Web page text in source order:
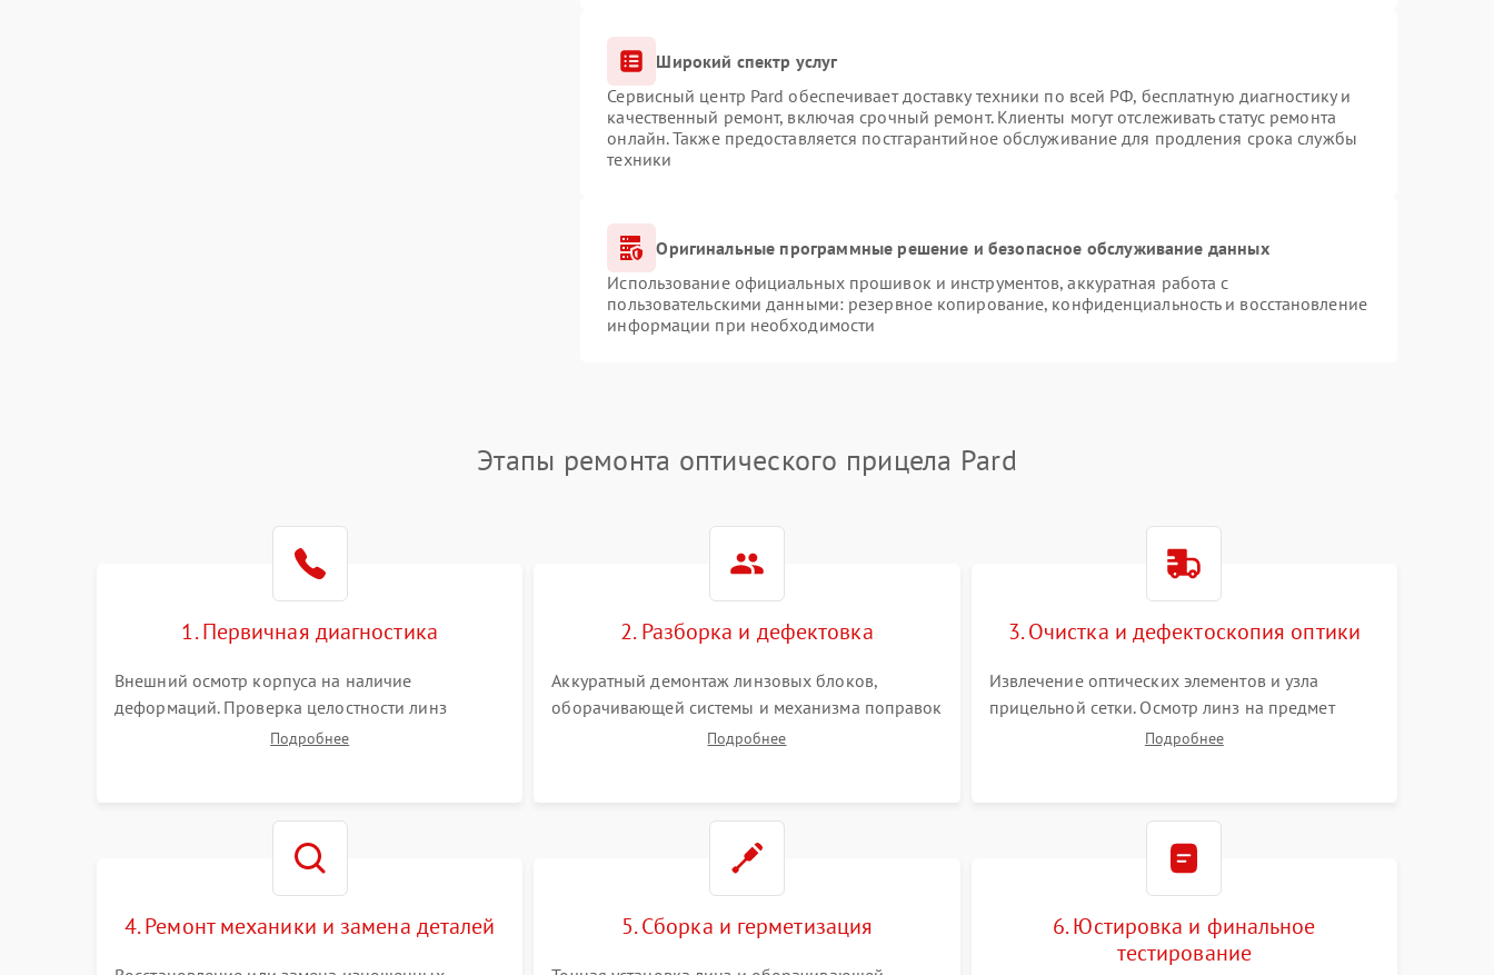
Широкий спектр услуг
Сервисный центр Pard обеспечивает доставку техники по всей РФ, бесплатную диагностику и
качественный ремонт, включая срочный ремонт. Клиенты могут отслеживать статус ремонта
онлайн. Также предоставляется постгарантийное обслуживание для продления срока службы
техники
Оригинальные программные решение и безопасное обслуживание данных
Использование официальных прошивок и инструментов, аккуратная работа с
пользовательскими данными: резервное копирование, конфиденциальность и восстановление
информации при необходимости
Этапы ремонта оптического прицела Pard
1. Первичная диагностика
Внешний осмотр корпуса на наличие
деформаций. Проверка целостности линз
объектива и окуляра. Тестирование работы
Подробнее
2. Разборка и дефектовка
Аккуратный демонтаж линзовых блоков,
оборачивающей системы и механизма поправок
спецключами. Осмотр внутренних резьбовых
Подробнее
3. Очистка и дефектоскопия оптики
Извлечение оптических элементов и узла
прицельной сетки. Осмотр линз на предмет
повреждения просветляющего покрытия или
Подробнее
4. Ремонт механики и замена деталей 5. Сборка и герметизация
6. Юстировка и финальное
тестирование